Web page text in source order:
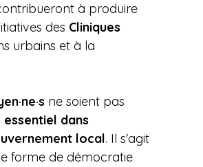
à produire
des Cliniques
urbains et à la
ne soient pas
dans
local. Il s'agit
forme de démocratie